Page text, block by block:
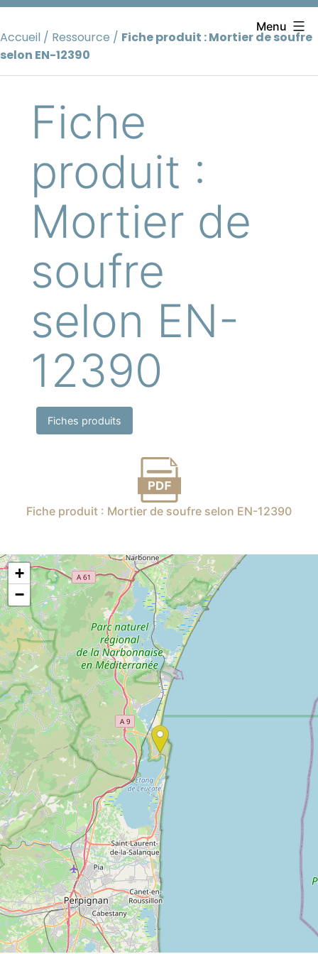
Aller
contenu
Menu
Accueil / Ressource / Fiche produit : Mortier de soufre
selon EN-12390
Fiche
produit :
Mortier de
soufre
selon EN-
12390
Fiches produits
Fiche produit : Mortier de soufre selon EN-12390
+
−